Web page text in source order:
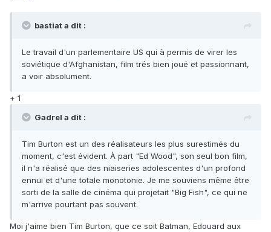
bastiat a dit :
Le travail d'un parlementaire US qui à permis de virer les
soviétique d'Afghanistan, film trés bien joué et passionnant,
a voir absolument.
+ 1
Gadrel a dit :
Tim Burton est un des réalisateurs les plus surestimés du
moment, c'est évident. À part "Ed Wood", son seul bon film,
il n'a réalisé que des niaiseries adolescentes d'un profond
ennui et d'une totale monotonie. Je me souviens même être
sorti de la salle de cinéma qui projetait "Big Fish", ce qui ne
m'arrive pourtant pas souvent.
Moi j'aime bien Tim Burton, que ce soit Batman, Edouard aux